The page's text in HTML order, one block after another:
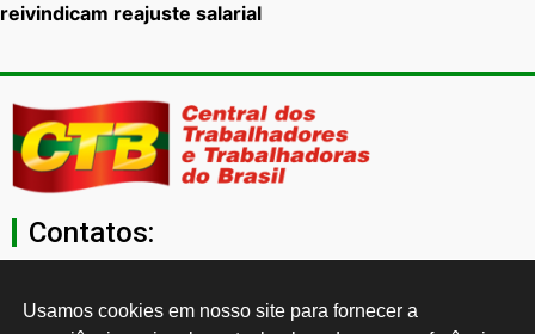
reivindicam reajuste salarial
Contatos:
secgeral@ctb.org.br
Usamos cookies em nosso site para fornecer a